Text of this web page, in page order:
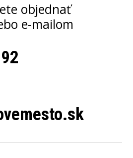
objednať
e-mailom